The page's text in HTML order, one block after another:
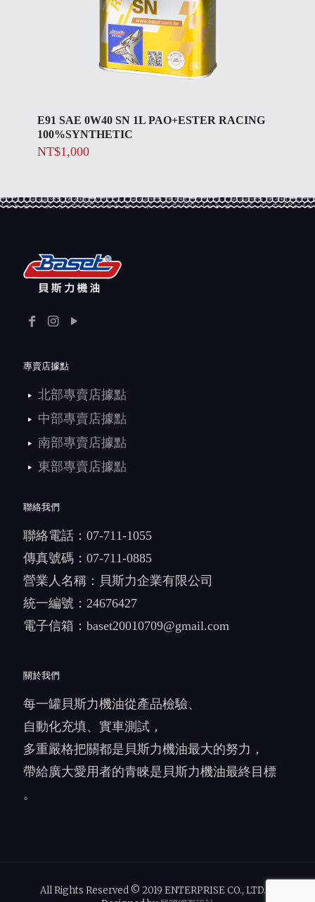
E91 SAE 0W40 SN 1L PAO+ESTER RACING
100%SYNTHETIC
NT$1,000
專賣店據點
北部專賣店據點
中部專賣店據點
南部專賣店據點
東部專賣店據點
聯絡我們
聯絡電話： 07-711-1055
傳真號碼：07-711-0885
營業人名稱：貝斯力企業有限公司
統一編號：24676427
電子信箱： baset20010709@gmail.com
關於我們
每一罐貝斯力機油從產品檢驗、
自動化充填、實車測試，
多重嚴格把關都是貝斯力機油最大的努力，
帶給廣大愛用者的青睞是貝斯力機油最終目標
。
All Rights Reserved © 2019 ENTERPRISE CO., LTD.｜